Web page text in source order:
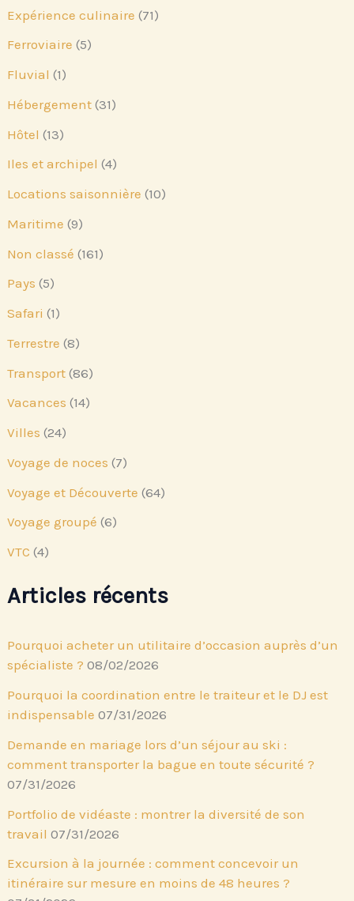
Expérience culinaire (71)
Ferroviaire (5)
Fluvial (1)
Hébergement (31)
Hôtel (13)
Iles et archipel (4)
Locations saisonnière (10)
Maritime (9)
Non classé (161)
Pays (5)
Safari (1)
Terrestre (8)
Transport (86)
Vacances (14)
Villes (24)
Voyage de noces (7)
Voyage et Découverte (64)
Voyage groupé (6)
VTC (4)
Articles récents
Pourquoi acheter un utilitaire d’occasion auprès d’un
spécialiste ? 08/02/2026
Pourquoi la coordination entre le traiteur et le DJ est
indispensable 07/31/2026
Demande en mariage lors d’un séjour au ski :
comment transporter la bague en toute sécurité ?
07/31/2026
Portfolio de vidéaste : montrer la diversité de son
travail 07/31/2026
Excursion à la journée : comment concevoir un
itinéraire sur mesure en moins de 48 heures ?